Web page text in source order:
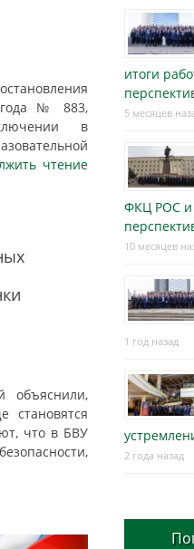
года № 883,
в
чтение
объяснили,
становятся
что в БВУ
итоги
5 месяцев
ФКЦ РОС и
10 месяцев
1 год назад
2 года назад